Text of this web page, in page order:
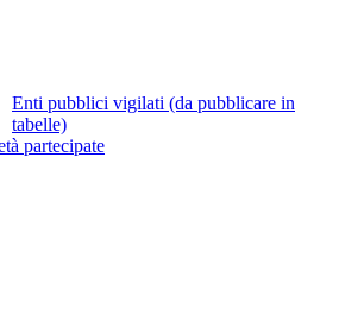
Enti pubblici vigilati (da pubblicare in
tabelle)
partecipate